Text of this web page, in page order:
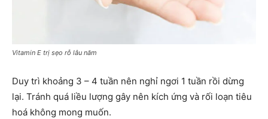
Vitamin E trị sẹo rỗ lâu năm
Duy trì khoảng 3 – 4 tuần nên nghỉ ngơi 1 tuần rồi dừng
lại. Tránh quá liều lượng gây nên kích ứng và rối loạn tiêu
hoá không mong muốn.